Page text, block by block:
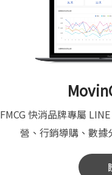
FMCG 快消品牌專屬
營、行銷導購、數